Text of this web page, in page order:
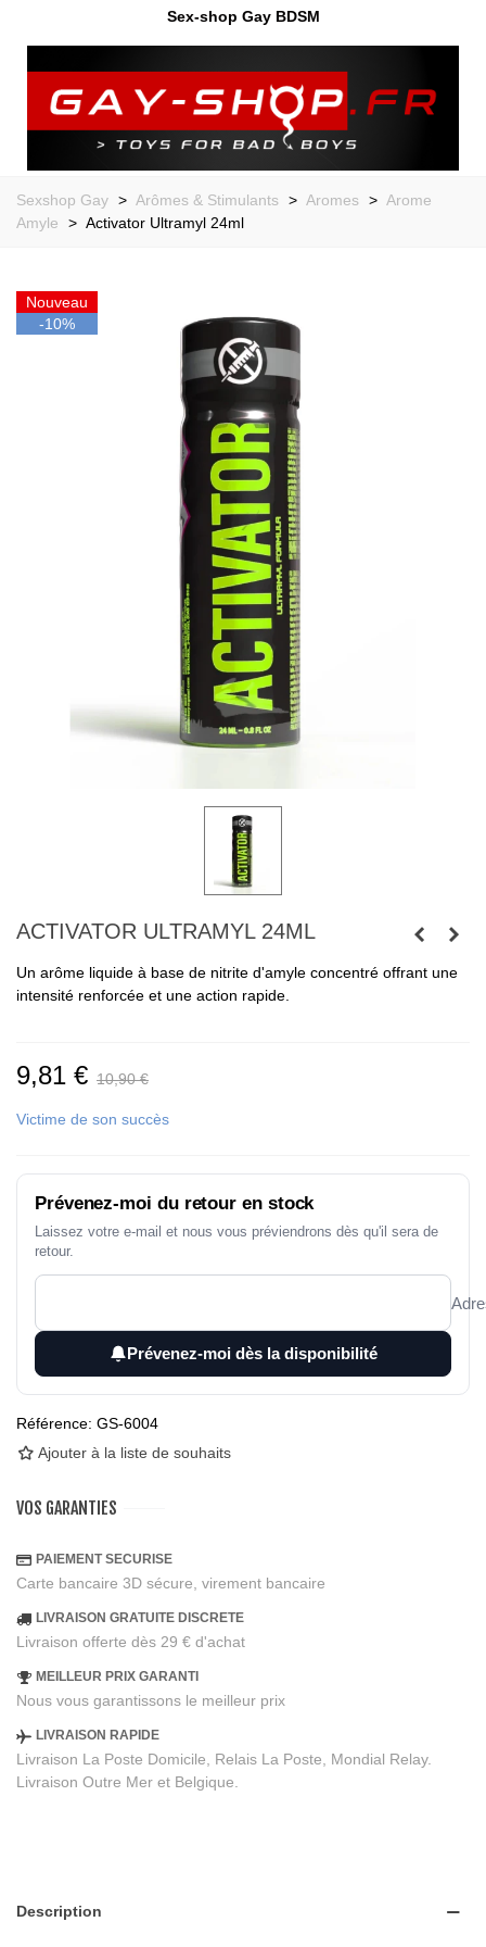
Sex-shop Gay BDSM
Sexshop Gay > Arômes & Stimulants > Aromes > Arome
Amyle
> Activator Ultramyl 24ml
Nouveau
-10%
ACTIVATOR ULTRAMYL 24ML
Un arôme liquide à base de nitrite d'amyle concentré offrant une
intensité renforcée et une action rapide.
9,81 € 10,90 €
Victime de son succès
Prévenez-moi du retour en stock
Laissez votre e-mail et nous vous préviendrons dès qu'il sera de
retour.
Prévenez-moi dès la disponibilité
Référence: GS-6004
Ajouter à la liste de souhaits
VOS GARANTIES
PAIEMENT SECURISE
Carte bancaire 3D sécure, virement bancaire
LIVRAISON GRATUITE DISCRETE
Livraison offerte dès 29 € d'achat
MEILLEUR PRIX GARANTI
Nous vous garantissons le meilleur prix
LIVRAISON RAPIDE
Livraison La Poste Domicile, Relais La Poste, Mondial Relay.
Livraison Outre Mer et Belgique.
Description